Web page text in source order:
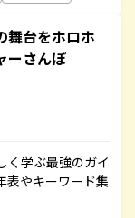
台をホロホ
ーさんぽ
く学ぶ最強のガイ
表やキーワード集